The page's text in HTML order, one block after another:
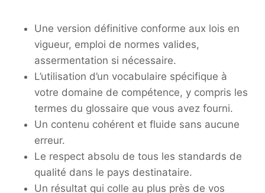
Une version définitive conforme aux lois en
vigueur, emploi de normes valides,
assermentation si nécessaire.
L’utilisation d’un vocabulaire spécifique à
votre domaine de compétence, y compris les
termes du glossaire que vous avez fourni.
Un contenu cohérent et fluide sans aucune
erreur.
Le respect absolu de tous les standards de
qualité dans le pays destinataire.
Un résultat qui colle au plus près de vos